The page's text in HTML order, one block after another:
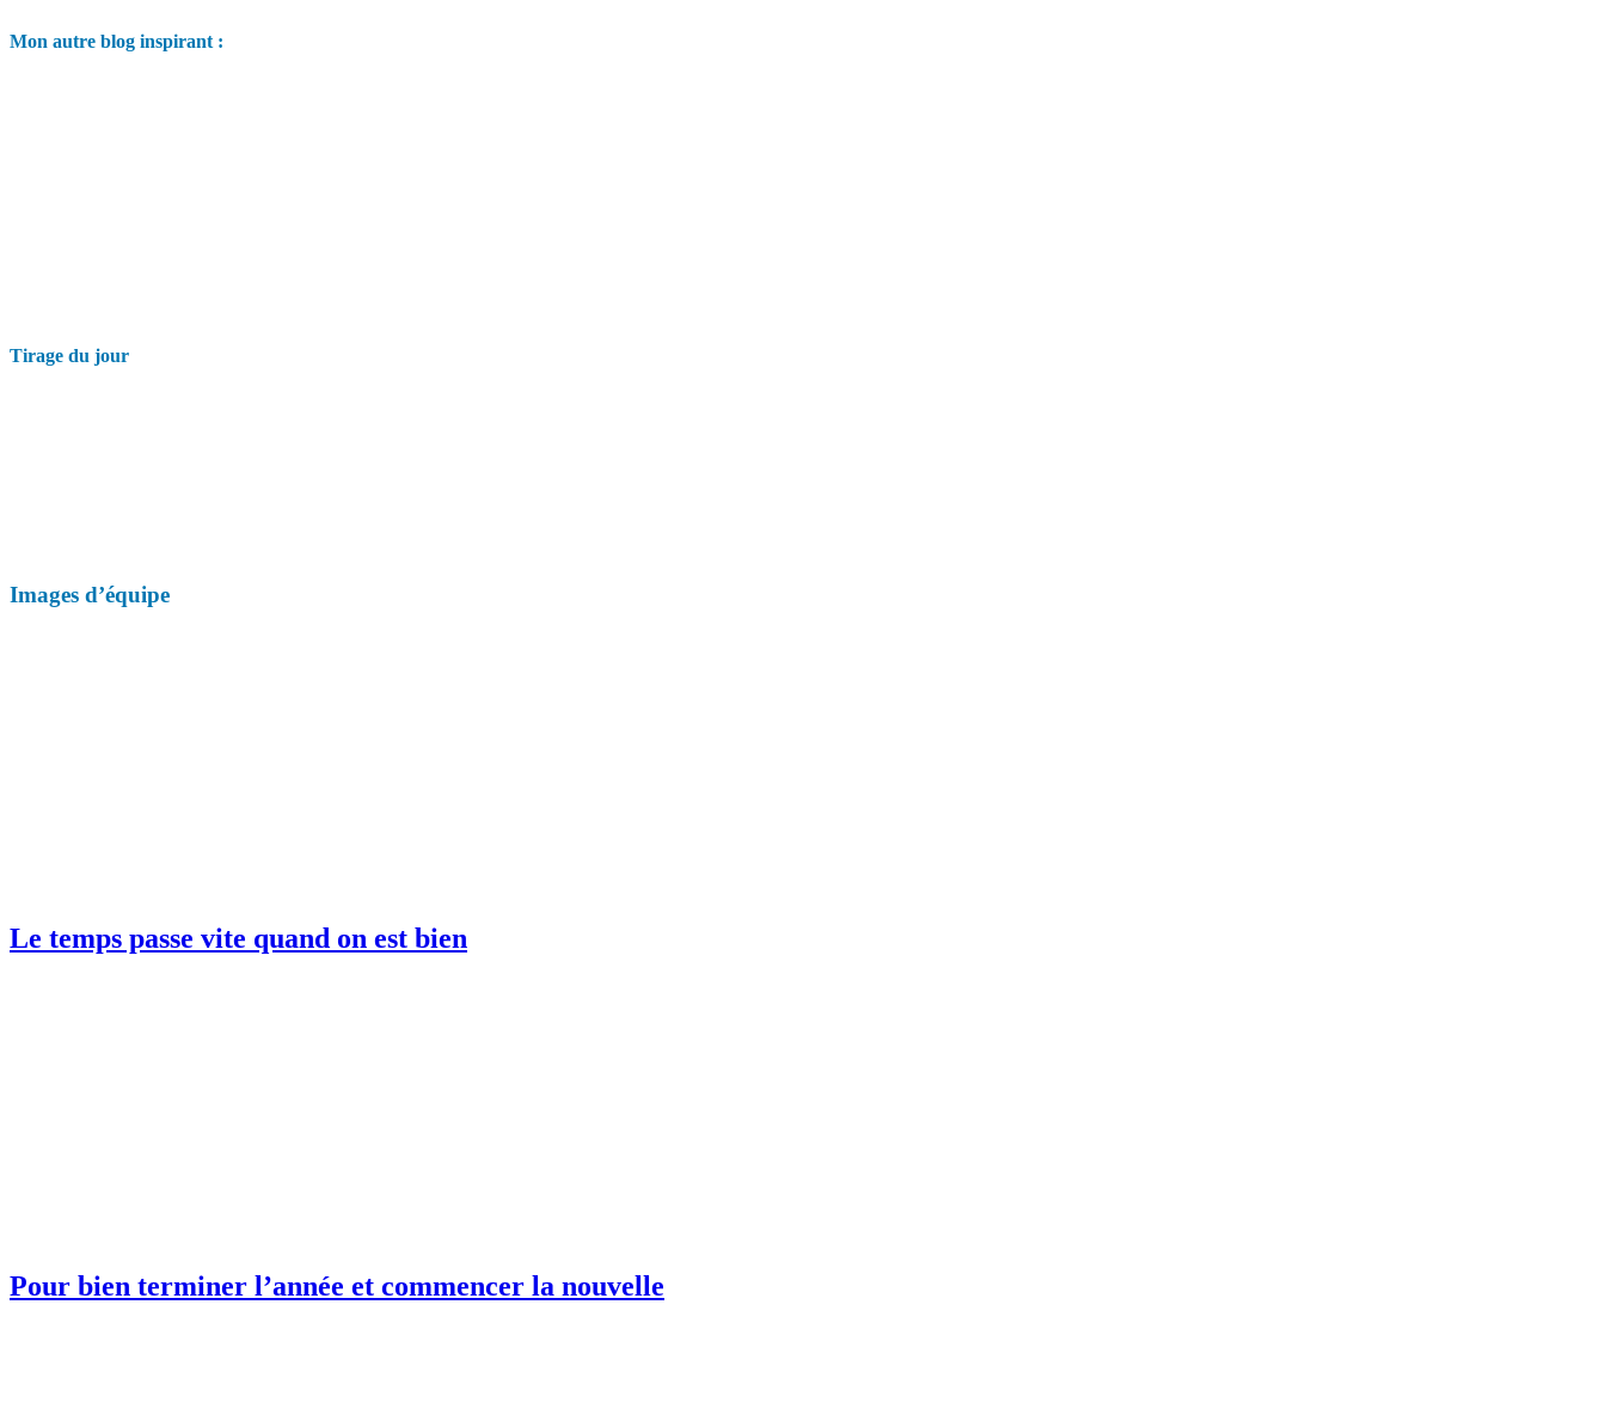
Mon autre blog inspirant :
Tirage du jour
Images d’équipe
Le temps passe vite quand on est bien
Pour bien terminer l’année et commencer la nouvelle